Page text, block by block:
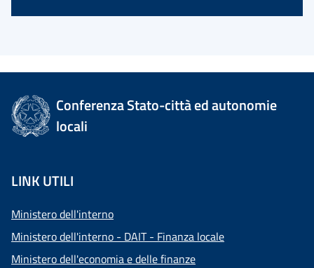
Conferenza Stato-città ed autonomie
locali
LINK UTILI
Ministero dell'interno
Ministero dell'interno - DAIT - Finanza locale
Ministero dell'economia e delle finanze